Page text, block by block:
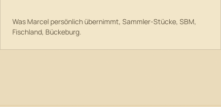
Was Marcel persönlich übernimmt, Sammler-Stücke, SBM,
Fischland, Bückeburg.